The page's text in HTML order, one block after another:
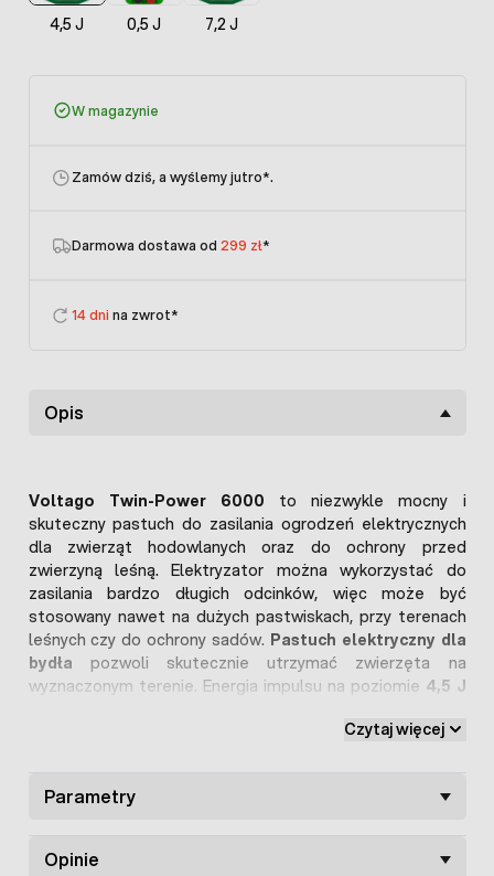
4,5 J 0,5 J 7,2 J
W magazynie
Zamów dziś, a wyślemy jutro*.
Darmowa dostawa od 299 zł*
14 dni na zwrot*
Opis
Voltago Twin-Power 6000 to niezwykle mocny i
skuteczny pastuch do zasilania ogrodzeń elektrycznych
dla zwierząt hodowlanych oraz do ochrony przed
zwierzyną leśną. Elektryzator można wykorzystać do
zasilania bardzo długich odcinków, więc może być
stosowany nawet na dużych pastwiskach, przy terenach
leśnych czy do ochrony sadów. Pastuch elektryczny dla
bydła pozwoli skutecznie utrzymać zwierzęta na
wyznaczonym terenie. Energia impulsu na poziomie 4,5 J
mięsnego. Z powodzeniem zadziała również na zwierzynę
Elektryzator Voltago Twin-Power 6000 –
Jednym z atutów elektryzatora Voltago Twin-Power
Czytaj więcej
Parametry
Opinie